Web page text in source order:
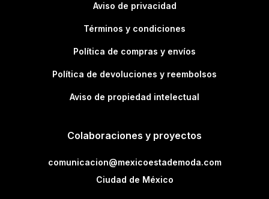
Aviso de privacidad
Términos y condiciones
Política de compras y envíos
Política de devoluciones y reembolsos
Aviso de propiedad intelectual
Colaboraciones y proyectos
comunicacion@mexicoestademoda.com
Ciudad de México